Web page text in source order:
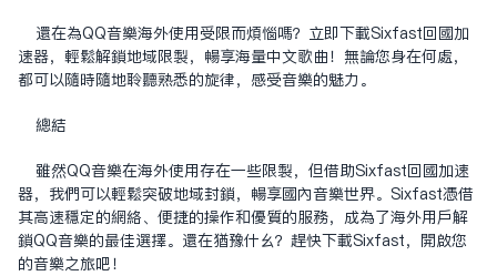
还在为QQ音乐海外使用受限而烦恼吗？立即下载Sixfast回国加
速器，轻松解锁地域限制，畅享海量中文歌曲！无论您身在何处，
都可以随时随地聆听熟悉的旋律，感受音乐的魅力。
总结
虽然QQ音乐在海外使用存在一些限制，但借助Sixfast回国加速
器，我们可以轻松突破地域封锁，畅享国内音乐世界。Sixfast凭借
其高速稳定的网络、便捷的操作和优质的服务，成为了海外用户解
锁QQ音乐的最佳选择。还在犹豫什么？赶快下载Sixfast，开启您
的音乐之旅吧！